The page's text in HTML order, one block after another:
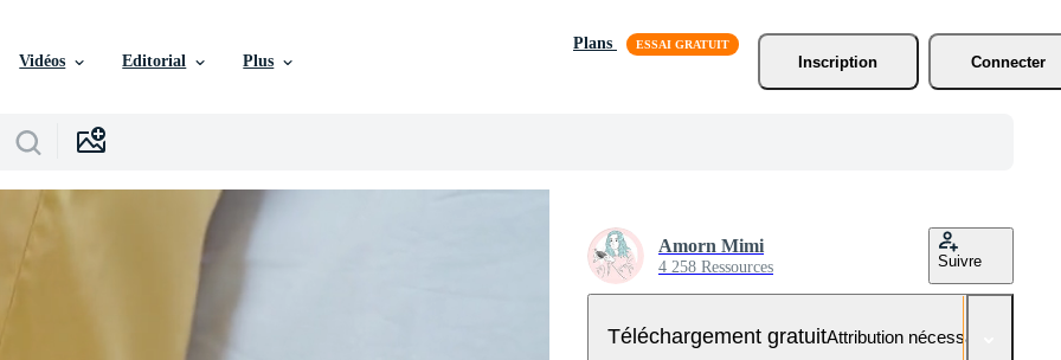
Vidéos Editorial Plus
Plans
Inscription
Connecter
Amorn Mimi
4 258 Ressources Suivre
Téléchargement gratuitAttribution nécessaire